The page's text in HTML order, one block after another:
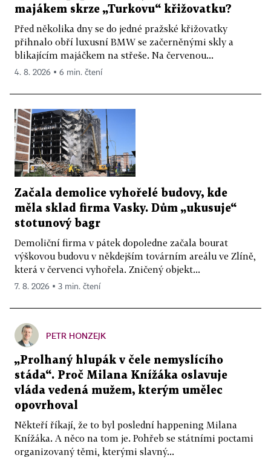
majákem skrze „Turkovu“ křižovatku?
Před několika dny se do jedné pražské křižovatky
přihnalo obří luxusní BMW se začerněnými skly a
blikajícím majáčkem na střeše. Na červenou...
4. 8. 2026 ▪ 6 min. čtení
Začala demolice vyhořelé budovy, kde
měla sklad firma Vasky. Dům „ukusuje“
stotunový bagr
Demoliční firma v pátek dopoledne začala bourat
výškovou budovu v někdejším továrním areálu ve Zlíně,
která v červenci vyhořela. Zničený objekt...
7. 8. 2026 ▪ 3 min. čtení
PETR HONZEJK
„Prolhaný hlupák v čele nemyslícího
stáda“. Proč Milana Knížáka oslavuje
vláda vedená mužem, kterým umělec
opovrhoval
Někteří říkají, že to byl poslední happening Milana
Knížáka. A něco na tom je. Pohřeb se státními poctami
organizovaný těmi, kterými slavný...